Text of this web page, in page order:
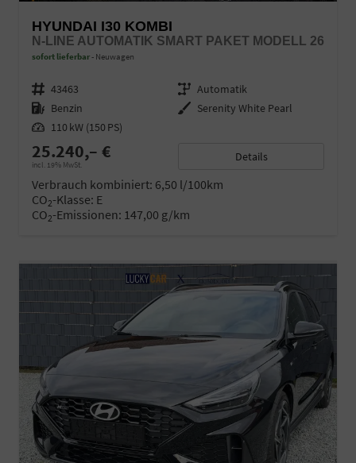
HYUNDAI I30 KOMBI
N-LINE AUTOMATIK SMART PAKET MODELL 26
sofort lieferbar Neuwagen
Fahrzeugnr. 43463 Getriebe Automatik
Kraftstoff Benzin Außenfarbe Serenity White Pearl
Leistung 110 kW (150 PS)
25.240,– €
incl. 19% MwSt.
Details
Verbrauch kombiniert: 6,50 l/100km
CO2-Klasse: E
CO2-Emissionen: 147,00 g/km